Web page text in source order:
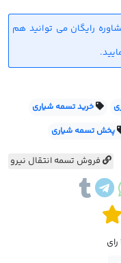
رایگان می توانید هم
خرید تسمه شیاری
پخش تسمه شیاری
فروش تسمه انتقال نیرو